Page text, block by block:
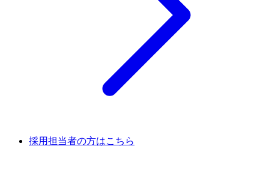
採用担当者の方はこちら